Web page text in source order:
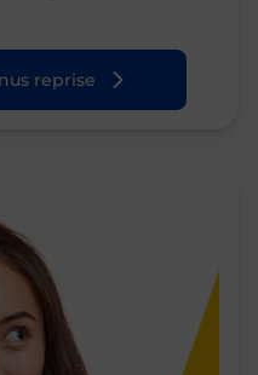
reprise